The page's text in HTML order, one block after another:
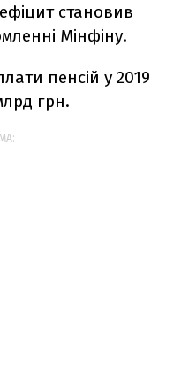
становив
Мінфіну.
пенсій у 2019
грн.